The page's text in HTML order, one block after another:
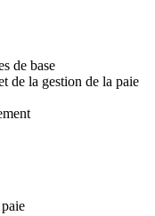
de base
de la gestion de la paie